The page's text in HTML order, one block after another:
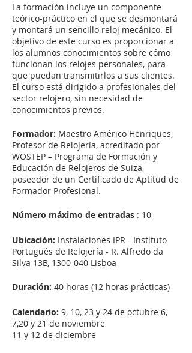
La formación incluye un componente
teórico-práctico en el que se desmontará
y montará un sencillo reloj mecánico. El
objetivo de este curso es proporcionar a
los alumnos conocimientos sobre cómo
funcionan los relojes personales, para
que puedan transmitirlos a sus clientes.
El curso está dirigido a profesionales del
sector relojero, sin necesidad de
conocimientos previos.
Formador: Maestro Américo Henriques,
Profesor de Relojería, acreditado por
WOSTEP – Programa de Formación y
Educación de Relojeros de Suiza,
poseedor de un Certificado de Aptitud de
Formador Profesional.
Número máximo de entradas : 10
Ubicación: Instalaciones IPR - Instituto
Portugués de Relojería - R. Alfredo da
Silva 13B, 1300-040 Lisboa
Duración: 40 horas (12 horas prácticas)
Calendario: 9, 10, 23 y 24 de octubre 6,
7,20 y 21 de noviembre
11 y 12 de diciembre